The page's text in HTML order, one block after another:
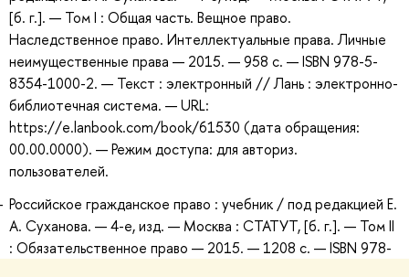
[б. г.]. — Том I : Общая часть. Вещное право.
Наследственное право. Интеллектуальные права. Личные
неимущественные права — 2015. — 958 с. — ISBN 978-5-
8354-1000-2. — Текст : электронный // Лань : электронно-
библиотечная система. — URL:
https://e.lanbook.com/book/61530 (дата обращения:
00.00.0000). — Режим доступа: для авториз.
пользователей.
Российское гражданское право : учебник / под редакцией Е.
А. Суханова. — 4-е, изд. — Москва : СТАТУТ, [б. г.]. — Том II
: Обязательственное право — 2015. — 1208 с. — ISBN 978-